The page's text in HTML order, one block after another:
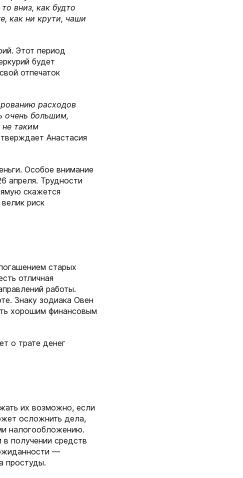
вниз, как будто
как ни крути, чаши
Этот период
будет
отпечаток
расходов
очень большим,
не таким
Анастасия
Особое внимание
апреля. Трудности
скажется
риск
старых
отличная
работы.
Знаку зодиака Овен
хорошим финансовым
о трате денег
их возможно, если
осложнить дела,
налогообложению.
в получении средств
—
простуды.